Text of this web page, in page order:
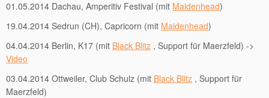
01.05.2014 Dachau, Amperitiv Festival (mit Maidenhead)
19.04.2014 Sedrun (CH), Capricorn (mit Maidenhead)
04.04.2014 Berlin, K17 (mit Black Blitz , Support für Maerzfeld) ->
Video
03.04.2014 Ottweiler, Club Schulz (mit Black Blitz , Support für
Maerzfeld)